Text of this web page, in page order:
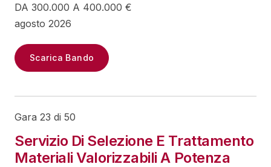
DA 300.000 A 400.000 €
agosto 2026
Scarica Bando
Gara 23 di 50
Servizio Di Selezione E Trattamento
Materiali Valorizzabili A Potenza